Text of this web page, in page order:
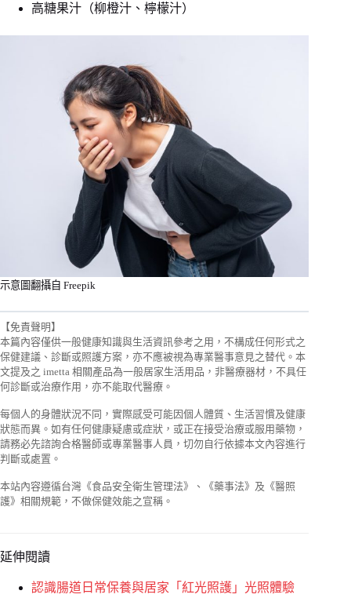
高糖果汁（柳橙汁、檸檬汁）
示意圖翻攝自 Freepik
【免責聲明】
本篇內容僅供一般健康知識與生活資訊參考之用，不構成任何形式之
保健建議、診斷或照護方案，亦不應被視為專業醫事意見之替代。本
文提及之 imetta 相關產品為一般居家生活用品，非醫療器材，不具任
何診斷或治療作用，亦不能取代醫療。
每個人的身體狀況不同，實際感受可能因個人體質、生活習慣及健康
狀態而異。如有任何健康疑慮或症狀，或正在接受治療或服用藥物，
請務必先諮詢合格醫師或專業醫事人員，切勿自行依據本文內容進行
判斷或處置。
本站內容遵循台灣《食品安全衛生管理法》、《藥事法》及《醫照
護》相關規範，不做保健效能之宣稱。
延伸閱讀
認識腸道日常保養與居家「紅光照護」光照體驗